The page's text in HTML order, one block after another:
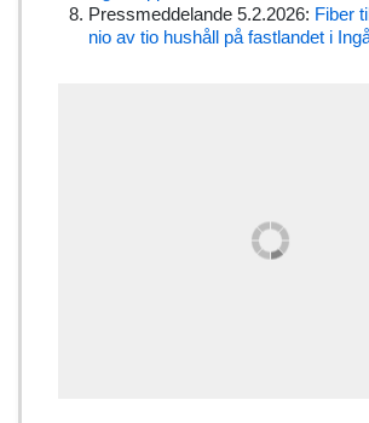
Pressmeddelande 5.2.2026: Fiber
nio av tio hushåll på fastlandet i